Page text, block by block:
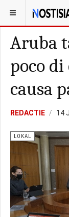
YOU ARE HERE:
Aruba
poco di
causa
REDACTIE 14
LOKAL